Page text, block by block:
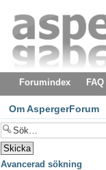
Forumindex FAQ
Om AspergerForum
Avancerad sökning